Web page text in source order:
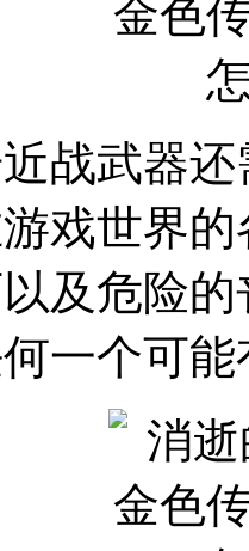
战武器
戏世界
及危险
何一个可